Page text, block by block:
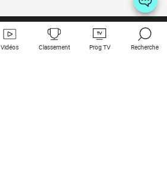
Vidéos Classement Prog TV Recherche